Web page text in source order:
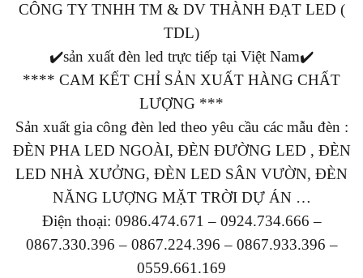
CÔNG TY TNHH TM & DV THÀNH ĐẠT LED (
TDL)
✔️sản xuất đèn led trực tiếp tại Việt Nam✔️
**** CAM KẾT CHỈ SẢN XUẤT HÀNG CHẤT
LƯỢNG ***
Sản xuất gia công đèn led theo yêu cầu các mẫu đèn :
ĐÈN PHA LED NGOÀI, ĐÈN ĐƯỜNG LED , ĐÈN
LED NHÀ XƯỞNG, ĐÈN LED SÂN VƯỜN, ĐÈN
NĂNG LƯỢNG MẶT TRỜI DỰ ÁN …
Điện thoại: 0986.474.671 – 0924.734.666 –
0867.330.396 – 0867.224.396 – 0867.933.396 –
0559.661.169